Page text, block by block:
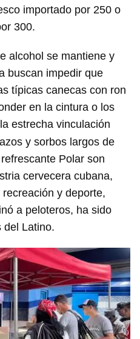
importado por 250 o
300.
alcohol se mantiene y
buscan impedir que
típicas canecas con ron
en la cintura o los
estrecha vinculación
y sorbos largos de
Polar son
cervecera cubana,
y deporte,
a peloteros, ha sido
del Latino.